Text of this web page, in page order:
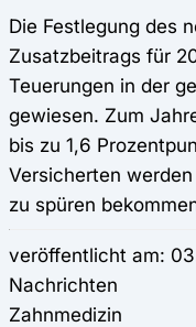
Die Festlegung des
Zusatzbeitrags für
Teuerungen in der
gewiesen. Zum
bis zu 1,6
Versicherten
zu spüren
veröffentlicht am:
Nachrichten
Zahnmedizin